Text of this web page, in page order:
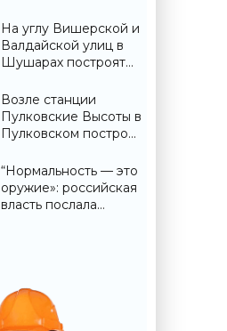
собор - «Свежие
новости
строительства»
На углу Вишерской и
Валдайской улиц в
Шушарах построят
новости
строительства»
Возле станции
Пулковские Высоты в
Пулковском построят
«Свежие новости
строительства»
“Нормальность — это
оружие»: российская
власть послала